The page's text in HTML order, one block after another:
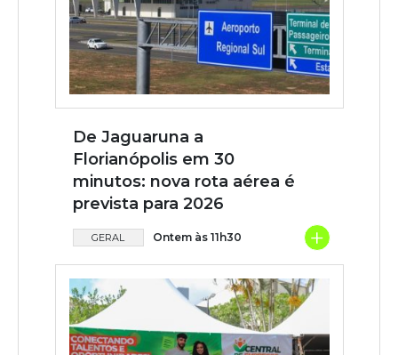
De Jaguaruna a
Florianópolis em 30
minutos: nova rota aérea é
prevista para 2026
GERAL Ontem às 11h30 +